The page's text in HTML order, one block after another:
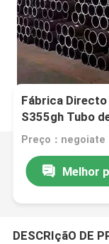
Fábrica
S355gh Tubo
aço preto 6m
carbono Preço
Preço：negoiate
Melhor
DESCRIçãO DE